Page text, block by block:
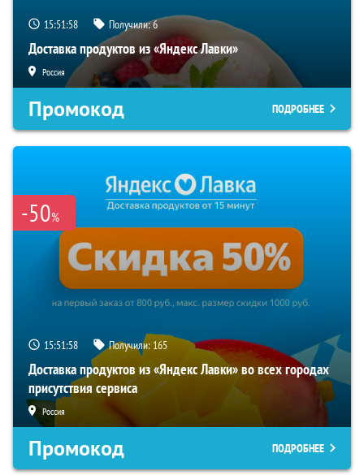
15:51:57 Получили:6
Доставка продуктов из «Яндекс Лавки»
Россия
Промокод ПОДРОБНЕЕ
-50%
15:51:57 Получили: 165
Доставка продуктов из «Яндекс Лавки» во всех городах
присутствия сервиса
Россия
Промокод ПОДРОБНЕЕ